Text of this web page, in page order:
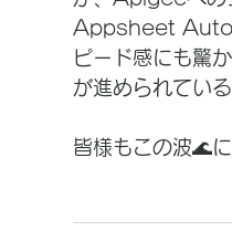
Appsheet
ピード感にも驚
が進められてい
皆様もこの波🌊